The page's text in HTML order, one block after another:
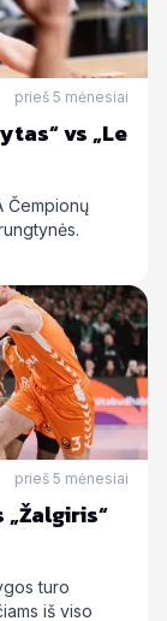
prieš 5 mėnesiai
vs „Le
Čempionų
prieš 5 mėnesiai
„Žalgiris“
turo
iš viso